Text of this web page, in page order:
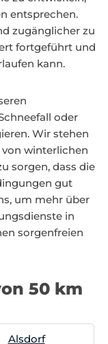
entsprechen.
zugänglicher zu
fortgeführt und
kann.
oder
Wir stehen
winterlichen
sorgen, dass die
gut
um mehr über
in
sorgenfreien
50 km
Alsdorf